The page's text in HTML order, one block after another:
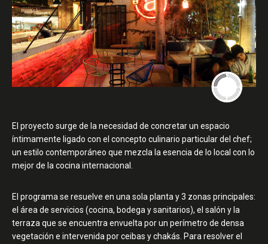
El proyecto surge de la necesidad de concretar un espacio
íntimamente ligado con el concepto culinario particular del chef;
un estilo contemporáneo que mezcla la esencia de lo local con lo
mejor de la cocina internacional.
El programa se resuelve en una sola planta y 3 zonas principales:
el área de servicios (cocina, bodega y sanitarios), el salón y la
terraza que se encuentra envuelta por un perímetro de densa
vegetación e intervenida por ceibas y chakás. Para resolver el